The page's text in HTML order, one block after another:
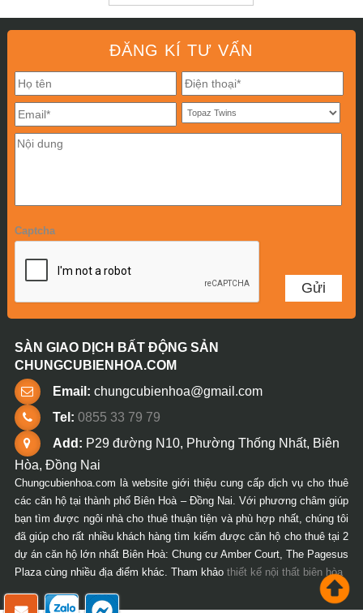
ĐĂNG KÍ TƯ VẤN
Captcha
SÀN GIAO DỊCH BẤT ĐỘNG SẢN
CHUNGCUBIENHOA.COM
Email: chungcubienhoa@gmail.com
Tel: 0855 33 79 79
Add: P29 đường N10, Phường Thống Nhất, Biên
Hòa, Đồng Nai
Chungcubienhoa.com là website giới thiệu cung cấp dịch vụ cho thuê
các căn hộ tại thành phố Biên Hoà – Đồng Nai. Với phương châm giúp
bạn tìm được ngôi nhà cho thuê thuận tiện và phù hợp nhất, chúng tôi
đã giúp cho rất nhiều khách hàng tìm kiếm được căn hộ cho thuê tại 2
dự án căn hộ lớn nhất Biên Hoà: Chung cư Amber Court, The Pagesus
Plaza cùng nhiều địa điểm khác. Tham khảo thiết kế nội thất biên hòa